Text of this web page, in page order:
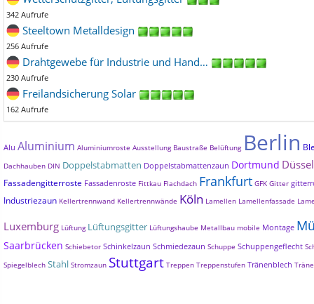
342 Aufrufe
Steeltown Metalldesign
256 Aufrufe
Drahtgewebe für Industrie und Hand…
230 Aufrufe
Freilandsicherung Solar
162 Aufrufe
Alu Aluminium Aluminiumroste Ausstellung Baustraße Belüftung Berlin
Dachhauben DIN Doppelstabmatten Doppelstabmattenzaun Dortmund
Fassadengitterroste Fassadenroste Fittkau Flachdach Frankfurt GFK Gitter
Industriezaun Kellertrennwand Kellertrennwände Köln Lamellen Lamellenfassade
Luxemburg Lüftung Lüftungsgitter Lüftungshaube Metallbau mobile Montage
Saarbrücken Schiebetor Schinkelzaun Schmiedezaun Schuppe Schuppengeflecht
Spiegelblech Stahl Stromzaun Stuttgart Treppen Treppenstufen Tränenblech